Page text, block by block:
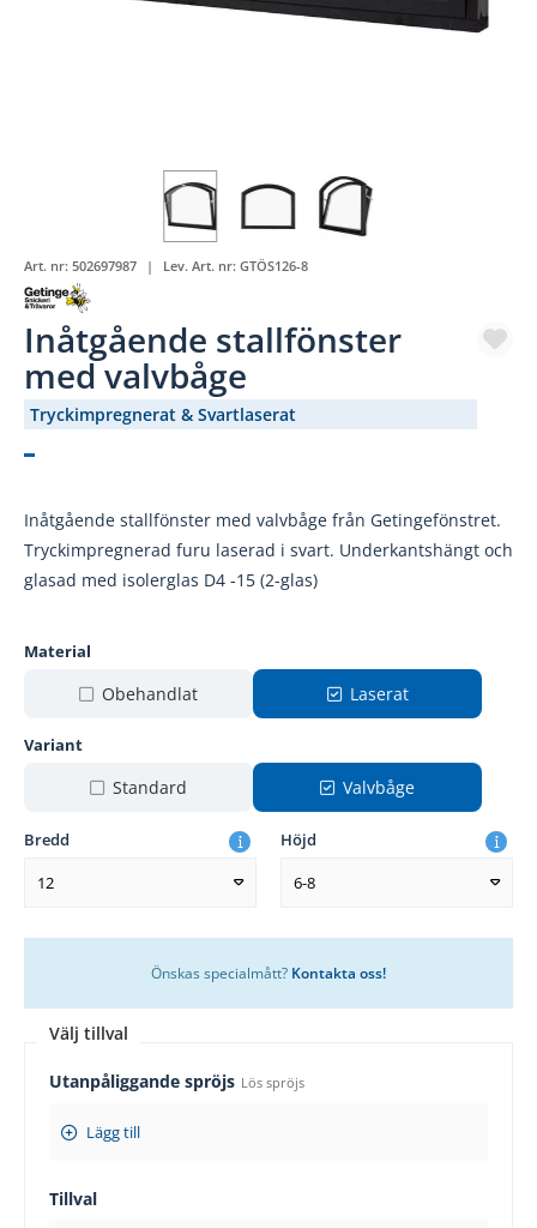
Art. nr: 502697987 Lev. Art. nr: GTÖS126-8
Inåtgående stallfönster
med valvbåge
Tryckimpregnerat & Svartlaserat
Inåtgående stallfönster med valvbåge från Getingefönstret.
Tryckimpregnerad furu laserad i svart. Underkantshängt och
glasad med isolerglas D4 -15 (2-glas)
Material
Obehandlat Laserat
Variant
Standard Valvbåge
Bredd
12
Höjd
6-8
Önskas specialmått? Kontakta oss!
Välj tillval
Utanpåliggande spröjs Lös spröjs
Lägg till
Tillval